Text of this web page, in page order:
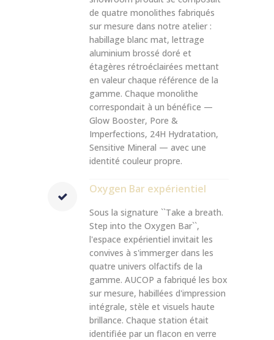
de quatre monolithes fabriqués
sur mesure dans notre atelier :
habillage blanc mat, lettrage
aluminium brossé doré et
étagères rétroéclairées mettant
en valeur chaque référence de la
gamme. Chaque monolithe
correspondait à un bénéfice —
Glow Booster, Pore &
Imperfections, 24H Hydratation,
Sensitive Mineral — avec une
identité couleur propre.
Oxygen Bar expérientiel
Sous la signature ``Take a breath.
Step into the Oxygen Bar``,
l'espace expérientiel invitait les
convives à s'immerger dans les
quatre univers olfactifs de la
gamme. AUCOP a fabriqué les box
sur mesure, habillées d'impression
intégrale, stèle et visuels haute
brillance. Chaque station était
identifiée par un flacon en verre